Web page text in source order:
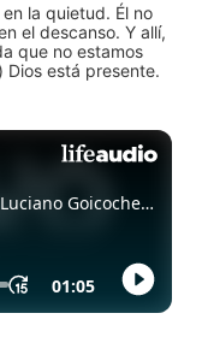
la quietud. Él no
el descanso. Y allí,
que no estamos
está presente.